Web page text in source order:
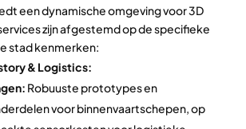
een dynamische omgeving voor 3D
zijn afgestemd op de specifieke
stad kenmerken:
& Logistics:
Robuuste prototypes en
voor binnenvaartschepen, op